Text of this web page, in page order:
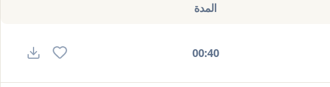
المدة
00:40